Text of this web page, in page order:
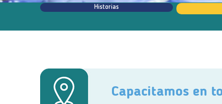
Historias
Capacitamos en